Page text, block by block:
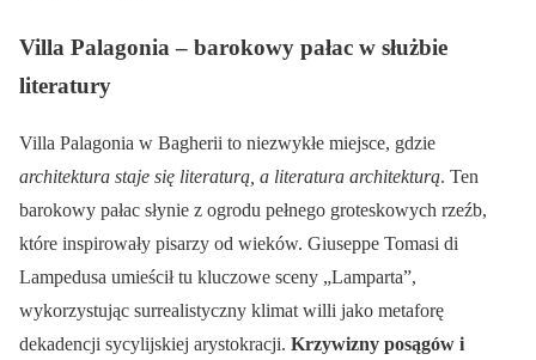
Villa Palagonia – barokowy pałac w służbie
literatury
Villa Palagonia w Bagherii to niezwykłe miejsce, gdzie
architektura staje się literaturą, a literatura architekturą. Ten
barokowy pałac słynie z ogrodu pełnego groteskowych rzeźb,
które inspirowały pisarzy od wieków. Giuseppe Tomasi di
Lampedusa umieścił tu kluczowe sceny „Lamparta”,
wykorzystując surrealistyczny klimat willi jako metaforę
dekadencji sycylijskiej arystokracji. Krzywizny posągów i